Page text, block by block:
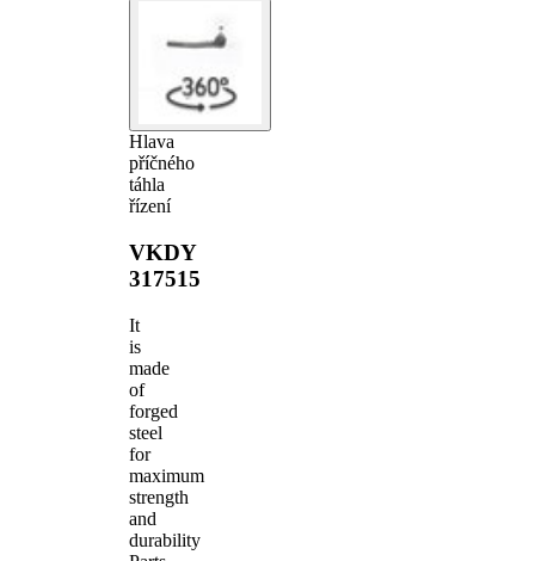
Hlava
příčného
táhla
řízení
VKDY
317515
It
is
made
of
forged
steel
for
maximum
strength
and
durability